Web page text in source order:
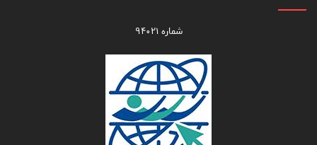
شماره ۹۴۰۲۱